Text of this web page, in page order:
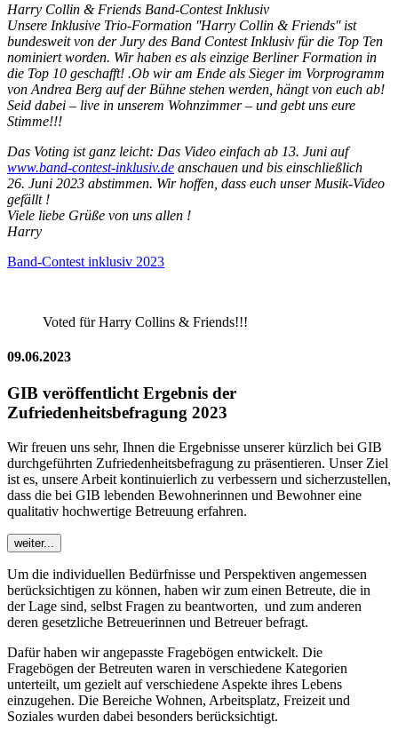
Harry Collin & Friends Band-Contest Inklusiv
Unsere Inklusive Trio-Formation ''Harry Collin & Friends'' ist
bundesweit von der Jury des Band Contest Inklusiv für die Top Ten
nominiert worden. Wir haben es als einzige Berliner Formation in
die Top 10 geschafft! .Ob wir am Ende als Sieger im Vorprogramm
von Andrea Berg auf der Bühne stehen werden, hängt von euch ab!
Seid dabei – live in unserem Wohnzimmer – und gebt uns eure
Stimme!!!
Das Voting ist ganz leicht: Das Video einfach ab 13. Juni auf
www.band-contest-inklusiv.de anschauen und bis einschließlich
26. Juni 2023 abstimmen. Wir hoffen, dass euch unser Musik-Video
gefällt !
Viele liebe Grüße von uns allen !
Harry
Band-Contest inklusiv 2023
Voted für Harry Collins & Friends!!!
09.06.2023
GIB veröffentlicht Ergebnis der
Zufriedenheitsbefragung 2023
Wir freuen uns sehr, Ihnen die Ergebnisse unserer kürzlich bei GIB
durchgeführten Zufriedenheitsbefragung zu präsentieren. Unser Ziel
ist es, unsere Arbeit kontinuierlich zu verbessern und sicherzustellen,
dass die bei GIB lebenden Bewohnerinnen und Bewohner eine
qualitativ hochwertige Betreuung erfahren.
weiter...
Um die individuellen Bedürfnisse und Perspektiven angemessen
berücksichtigen zu können, haben wir zum einen Betreute, die in
der Lage sind, selbst Fragen zu beantworten, und zum anderen
deren gesetzliche Betreuerinnen und Betreuer befragt.
Dafür haben wir angepasste Fragebögen entwickelt. Die
Fragebögen der Betreuten waren in verschiedene Kategorien
unterteilt, um gezielt auf verschiedene Aspekte ihres Lebens
einzugehen. Die Bereiche Wohnen, Arbeitsplatz, Freizeit und
Soziales wurden dabei besonders berücksichtigt.